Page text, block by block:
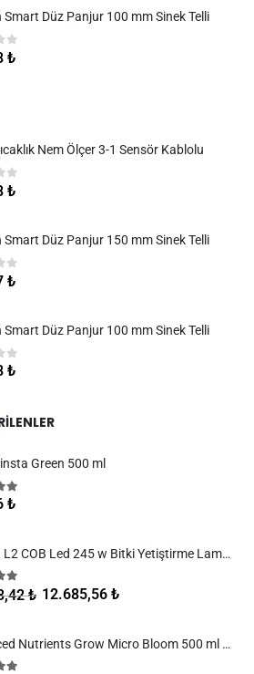
Smart Düz Panjur 100 mm Sinek Telli
₺
Nem Ölçer 3-1 Sensör Kablolu
₺
Smart Düz Panjur 150 mm Sinek Telli
₺
Smart Düz Panjur 100 mm Sinek Telli
₺
Green 500 ml
₺
Phlizon L2 COB Led 245 w Bitki Yetiştirme Lambası
üzerinden
₺ 12.685,56 ₺
Advanced Nutrients Grow Micro Bloom 500 ml Set